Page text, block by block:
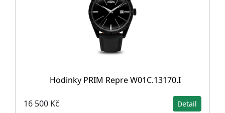
Hodinky PRIM Repre W01C.13170.I
16 500 Kč Detail